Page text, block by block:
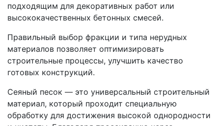
подходящим для декоративных работ или
высококачественных бетонных смесей.
Правильный выбор фракции и типа нерудных
материалов позволяет оптимизировать
строительные процессы, улучшить качество
готовых конструкций.
Сеяный песок — это универсальный строительный
материал, который проходит специальную
обработку для достижения высокой однородности